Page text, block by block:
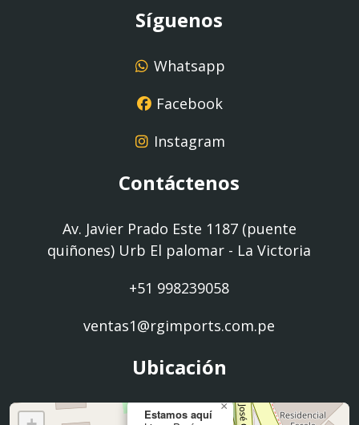
Síguenos
Whatsapp
Facebook
Instagram
Contáctenos
Av. Javier Prado Este 1187 (puente
quiñones) Urb El palomar - La Victoria
+51 998239058
ventas1@rgimports.com.pe
Ubicación
Estamos aquí
×